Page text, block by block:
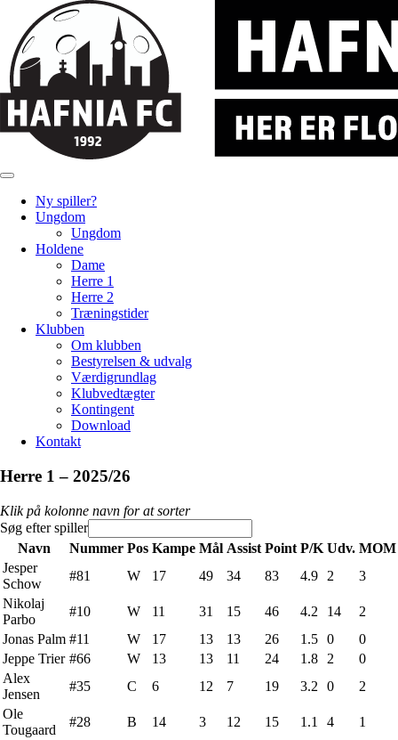
Ny spiller?
Ungdom
Ungdom
Holdene
Dame
Herre 1
Herre 2
Træningstider
Klubben
Om klubben
Bestyrelsen & udvalg
Værdigrundlag
Klubvedtægter
Kontingent
Download
Kontakt
Herre 1 – 2025/26
Klik på kolonne navn for at sorter
Søg efter spiller
Navn
Nummer Pos Kampe Mål Assist Point P/K Udv. MOM
Jesper
Schow
#81 W 17 49 34 83 4.9 2
3
Nikolaj
Parbo
#10 W 11 31 15 46 4.2 14
2
Jonas Palm #11 W 17 13 13 26 1.5 0
0
Jeppe Trier #66 W 13 13 11 24 1.8 2
0
Alex
Jensen
#35 C 6 12 7 19 3.2 0
2
Ole
Tougaard
#28 B 14 3 12 15 1.1 4
1